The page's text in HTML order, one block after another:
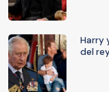
Harry
del